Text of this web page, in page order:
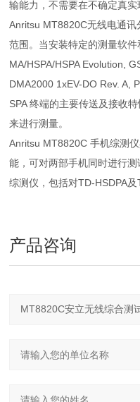
输能力，不需要在不确定真实
Anritsu MT8820C无线电通
范围。当安装特定的测量软
MA/HSPA/HSPA Evolution,
DMA2000 1xEV-DO Rev. A,
SPA 终端的主要传送及接收
来进行测量。
Anritsu MT8820C 手机综测
能，可对两部手机同时进行
综测仪，包括对TD-HSDPA及
产品咨询